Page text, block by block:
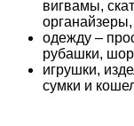
вигвамы,
одежду –
рубашки,
игрушки,
сумки и